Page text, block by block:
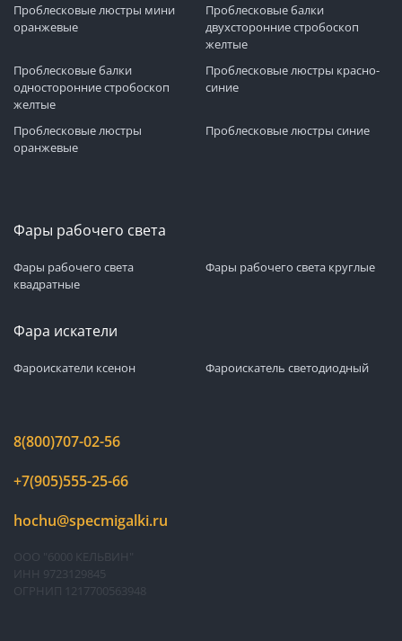
Проблесковые люстры мини
оранжевые
Проблесковые балки
двухсторонние стробоскоп
желтые
Проблесковые балки
односторонние стробоскоп
желтые
Проблесковые люстры красно-
синие
Проблесковые люстры
оранжевые
Проблесковые люстры синие
Фары рабочего света
Фары рабочего света
квадратные
Фары рабочего света круглые
Фара искатели
Фароискатели ксенон Фароискатель светодиодный
8(800)707-02-56
+7(905)555-25-66
hochu@specmigalki.ru
ООО "6000 КЕЛЬВИН"
ИНН 9723129845
ОГРНИП 1217700563948